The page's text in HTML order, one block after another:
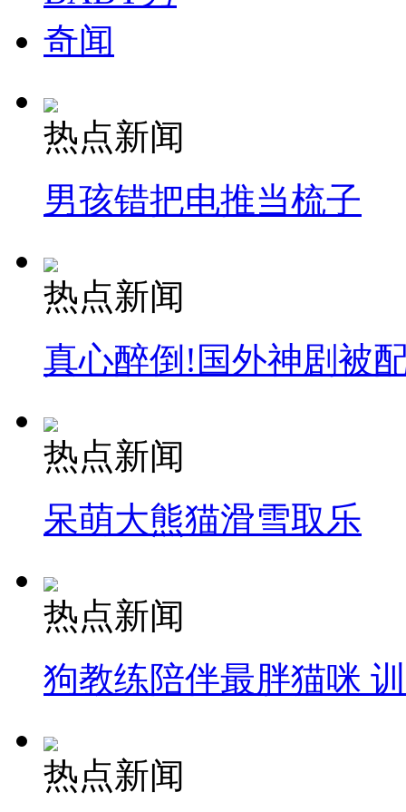
奇闻
热点新闻
男孩错把电推当梳子
热点新闻
真心醉倒!国外神剧被
热点新闻
呆萌大熊猫滑雪取乐
热点新闻
狗教练陪伴最胖猫咪
热点新闻